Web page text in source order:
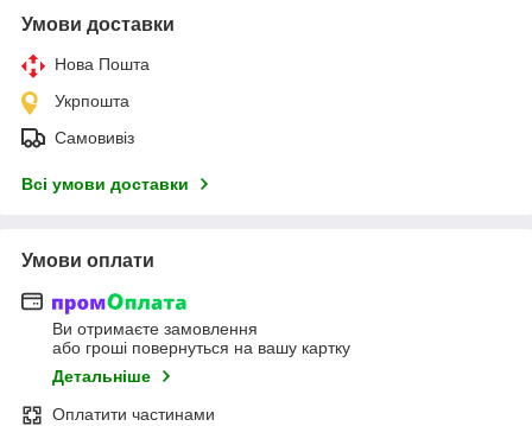
Умови доставки
Нова Пошта
Укрпошта
Самовивіз
Всі умови доставки
Умови оплати
Ви отримаєте замовлення
або гроші повернуться на вашу картку
Детальніше
Оплатити частинами